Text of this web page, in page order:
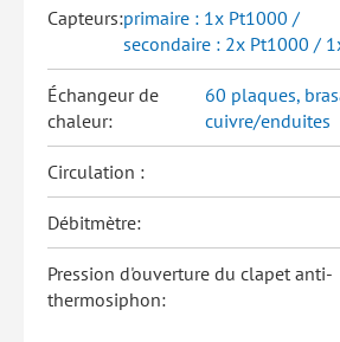
Capteurs:primaire : 1x Pt1000 /
secondaire : 2x Pt1000 /
Échangeur de
chaleur:
60 plaques,
cuivre/enduites
Circulation :
Débitmètre:
Pression d'ouverture du clapet anti-
thermosiphon: